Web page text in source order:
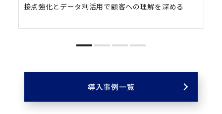
接点強化とデータ利活用で顧客への理解を深める
導入事例一覧